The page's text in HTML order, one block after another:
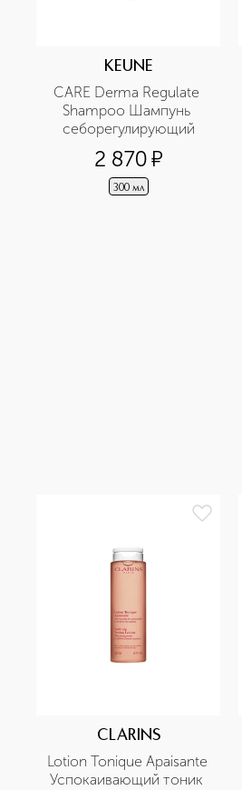
KEUNE
CARE Derma Regulate
Shampoo Шампунь
себорегулирующий
2 870¤
300 мл
CLARINS
Lotion Tonique Apaisante
Успокаивающий тоник